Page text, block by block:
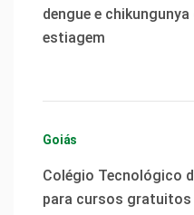
dengue e
estiagem
Goiás
Colégio Tecnológico
para cursos